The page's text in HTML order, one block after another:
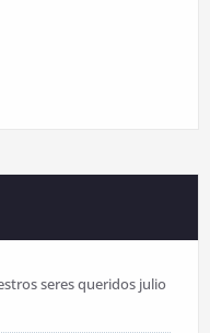
seres queridos julio